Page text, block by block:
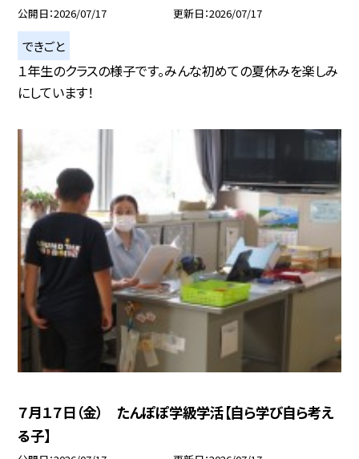
公開日 2026/07/17 更新日 2026/07/17
できごと
１年生のクラスの様子です。みんな初めての夏休みを楽しみ
にしています！
７月１７日（金） たんぽぽ学級学活【自ら学び自ら考え
る子】